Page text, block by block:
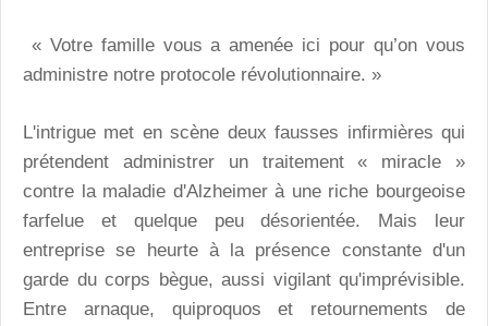
« Votre famille vous a amenée ici pour qu’on vous
administre notre protocole révolutionnaire. »
L'intrigue met en scène deux fausses infirmières qui
prétendent administrer un traitement « miracle »
contre la maladie d'Alzheimer à une riche bourgeoise
farfelue et quelque peu désorientée. Mais leur
entreprise se heurte à la présence constante d'un
garde du corps bègue, aussi vigilant qu'imprévisible.
Entre arnaque, quiproquos et retournements de